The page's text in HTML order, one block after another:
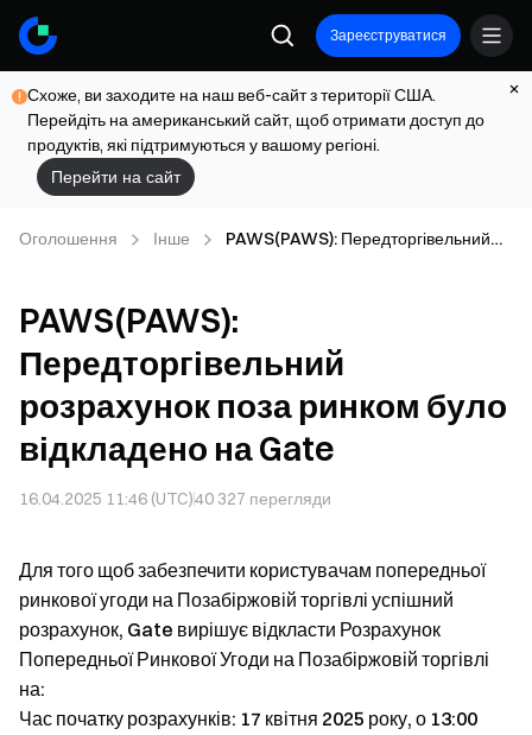
Зареєструватися
Схоже, ви заходите на наш веб-сайт з території США.
Перейдіть на американський сайт, щоб отримати доступ до
продуктів, які підтримуються у вашому регіоні.
Перейти на сайт
Оголошення Інше
PAWS(PAWS): Передторгівельний
PAWS(PAWS):
Передторгівельний
розрахунок поза ринком було
відкладено на Gate
16.04.2025 11:46 (UTC)40 327 перегляди
Для того щоб забезпечити користувачам попередньої
ринкової угоди на Позабіржовій торгівлі успішний
розрахунок, Gate вирішує відкласти Розрахунок
Попередньої Ринкової Угоди на Позабіржовій торгівлі
на:
Час початку розрахунків: 17 квітня 2025 року, о 13:00